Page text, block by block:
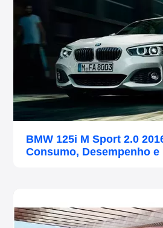
BMW 125i M Sport 2.0
Consumo, Desempenho e